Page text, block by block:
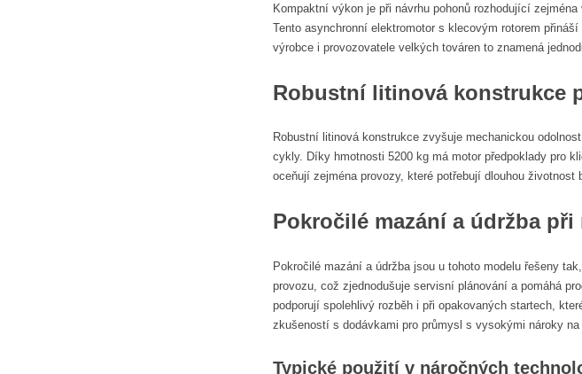
Kompaktní výkon je při návrhu pohonů rozhodující
Tento asynchronní elektromotor s klecovým rotorem
výrobce i provozovatele velkých továren to znamená
Robustní litinová konstrukce
Robustní litinová konstrukce zvyšuje mechanickou
cykly. Díky hmotnosti 5200 kg má motor předpoklady pro
oceňují zejména provozy, které potřebují dlouhou
Pokročilé mazání a údržba
Pokročilé mazání a údržba jsou u tohoto modelu řešeny
provozu, což zjednodušuje servisní plánování a pomáhá
podporují spolehlivý rozběh i při opakovaných startech,
zkušeností s dodávkami pro průmysl s vysokými nároky na
Typické použití v náročných